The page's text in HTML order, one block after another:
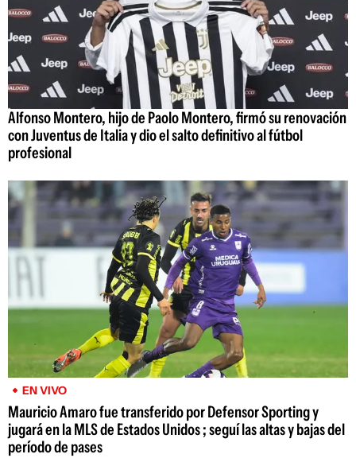
Alfonso Montero, hijo de Paolo Montero, firmó su renovación
con Juventus de Italia y dio el salto definitivo al fútbol
profesional
EN VIVO
Mauricio Amaro fue transferido por Defensor Sporting y
jugará en la MLS de Estados Unidos ; seguí las altas y bajas del
período de pases